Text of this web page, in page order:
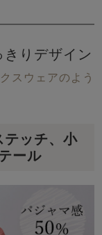
りデザイン
スウェアのよう
テッチ、小
ール